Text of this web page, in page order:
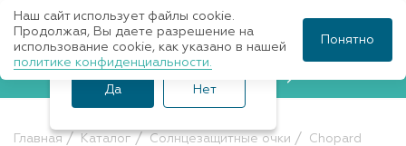
Записаться к врачу
Главная Каталог Солнцезащитные очки Chopard
Ваш город Санкт-
Петербург?
Да Нет
Наш сайт использует файлы cookie.
Продолжая, Вы даете разрешение на
использование cookie, как указано в нашей
политике конфиденциальности.
Понятно